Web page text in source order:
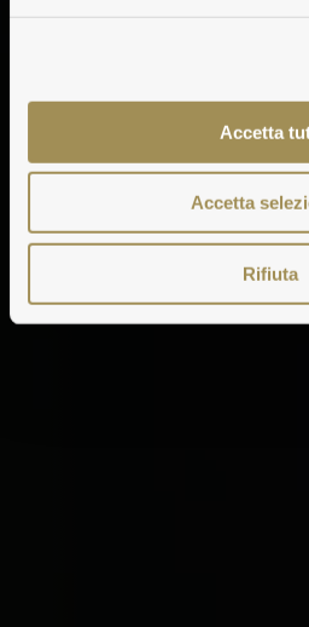
Accetta
Accetta
Rifiuta